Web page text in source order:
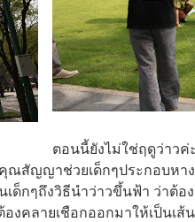
ตอนนี้ยังไม่ใช่ฤดูว่าวค่
สัญญาช่วยเด็กๆประกอบหาง
ด็กๆถึงวิธีนำว่าวขึ้นฟ้า ว่าต้อ
งคลายเชือกออกมาให้เป็นเส้